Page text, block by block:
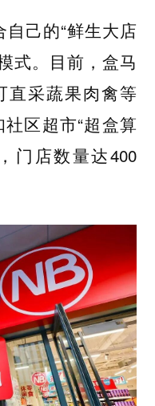
己的“鲜生大店
式。目前，盒马
直采蔬果肉禽等
区超市“超盒算
门店数量达400